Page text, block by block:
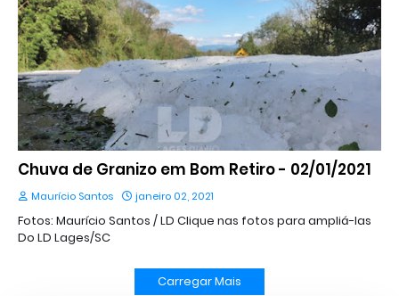
Chuva de Granizo em Bom Retiro - 02/01/2021
Maurício Santos janeiro 02, 2021
Fotos: Maurício Santos / LD Clique nas fotos para ampliá-las
Do LD Lages/SC
Carregar Mais